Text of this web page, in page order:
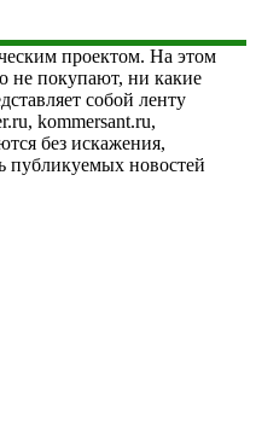
проектом. На этом
не покупают, ни какие
собой ленту
kommersant.ru,
без искажения,
публикуемых новостей